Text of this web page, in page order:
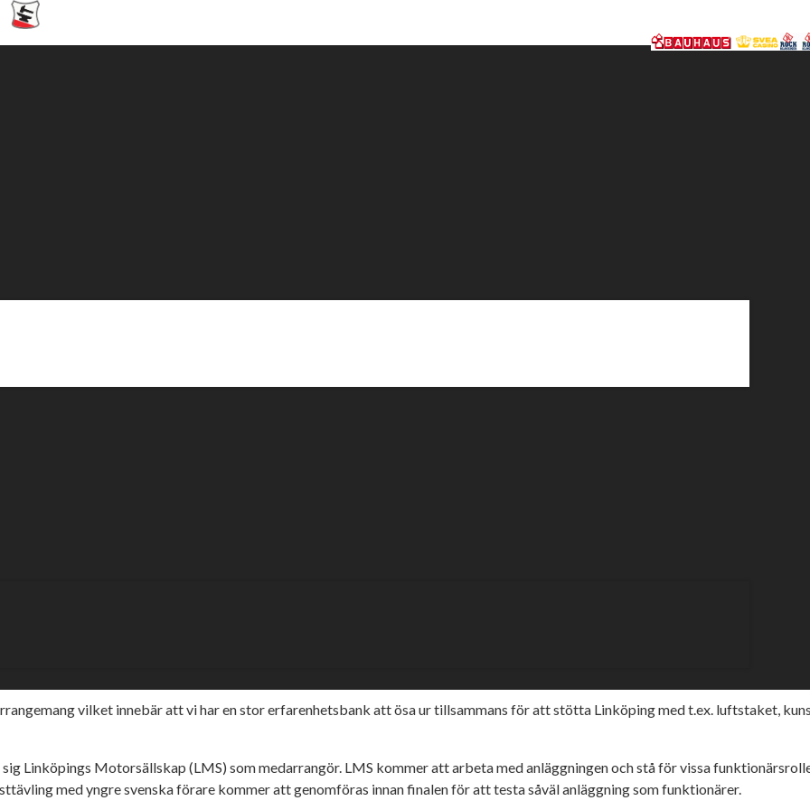
SM-
direktsänds i SVT
Sverige (ESS) kommer stå som arrangör av den individuella SM-finalen i speedway 2022 när sporten för första
säger ESS ordförande Mikael Holmstrand.
med värdstaden genomför RF en SM-vecka för vinter- och en för sommaridrott. SM-veckan sommar 2022 går av stapeln i
vilket innebär att vi har en stor erfarenhetsbank att ösa ur tillsammans för att stötta Linköping med t.ex. luftstaket,
Linköpings Motorsällskap (LMS) som medarrangör. LMS kommer att arbeta med anläggningen och stå för vissa
med yngre svenska förare kommer att genomföras innan finalen för att testa såväl anläggning som funktionärer.